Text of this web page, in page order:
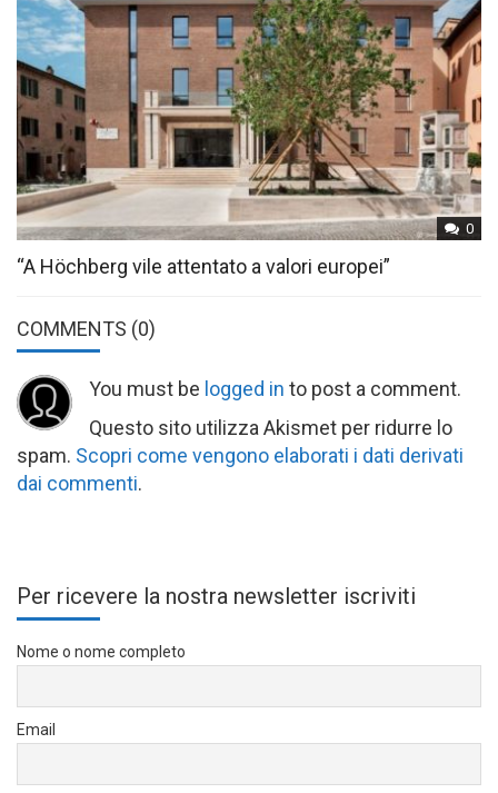
0
“A Höchberg vile attentato a valori europei”
COMMENTS (0)
You must be logged in to post a comment.
Questo sito utilizza Akismet per ridurre lo
spam. Scopri come vengono elaborati i dati derivati
dai commenti.
Per ricevere la nostra newsletter iscriviti
Nome o nome completo
Email